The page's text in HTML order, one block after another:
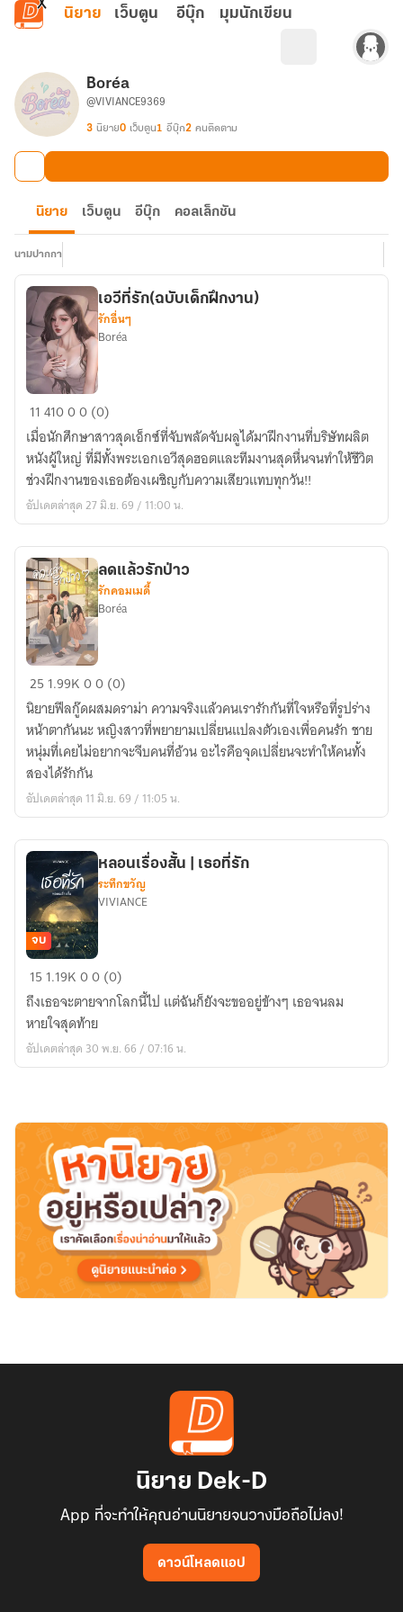
ข้ามไปยังเนื้อหาหลัก
นิยาย เว็บตูน อีบุ๊ก มุมนักเขียน
Boréa
@VIVIANCE9369
3 นิยาย0 เว็บตูน1 อีบุ๊ก2 คนติดตาม
นิยาย เว็บตูน อีบุ๊ก คอลเล็กชัน
นามปากกา
เอ
วี
ที่รัก(ฉบับ
เด็ก
ฝึกงาน)
เอวีที่รัก(ฉบับเด็กฝึกงาน)
รักอื่นๆ
Boréa
1141000 (0)
เมื่อนักศึกษาสาวสุดเอ็กซ์ที่จับพลัดจับผลูได้มาฝึกงานที่บริษัทผลิต
หนังผู้ใหญ่ ที่มีทั้งพระเอกเอวีสุดฮอตและทีมงานสุดหื่นจนทำให้ชีวิต
ช่วงฝึกงานของเธอต้องเผชิญกับความเสียวแทบทุกวัน!!
อัปเดตล่าสุด 27 มิ.ย. 69 / 11:00 น.
ลด
แล้ว
รัก
ป่าว
ลดแล้วรักป่าว
รักคอมเมดี้
Boréa
25 1.99K00 (0)
นิยายฟีลกู๊ดผสมดราม่า ความจริงแล้วคนเรารักกันที่ใจหรือที่รูปร่าง
หน้าตากันนะ หญิงสาวที่พยายามเปลี่ยนแปลงตัวเองเพื่อคนรัก ชาย
หนุ่มที่เคยไม่อยากจะจีบคนที่อ้วน อะไรคือจุดเปลี่ยนจะทำให้คนทั้ง
สองได้รักกัน
อัปเดตล่าสุด 11 มิ.ย. 69 / 11:05 น.
หลอน
เรื่อง
สั้น
|
เธอ
จบ
หลอนเรื่องสั้น | เธอที่รัก
ระทึกขวัญ
VIVIANCE
15 1.19K00 (0)
ถึงเธอจะตายจากโลกนี้ไป แต่ฉันก็ยังจะขออยู่ข้างๆ เธอจนลม
หายใจสุดท้าย
อัปเดตล่าสุด 30 พ.ย. 66 / 07:16 น.
นิยาย Dek-D
App ที่จะทำให้คุณอ่านนิยายจนวางมือถือไม่ลง!
ดาวน์โหลดแอป